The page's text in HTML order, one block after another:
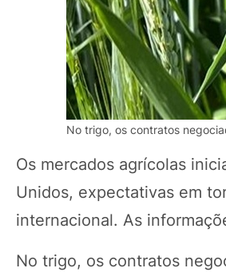
No trigo, os contratos
Os mercados agrícolas
Unidos, expectativas em
internacional. As
No trigo, os contratos